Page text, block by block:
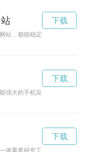
站，都能稳定快速地访问，让
下载
强大的手机应用，能够帮助
下载
项重要研究工具，能够模拟
下载